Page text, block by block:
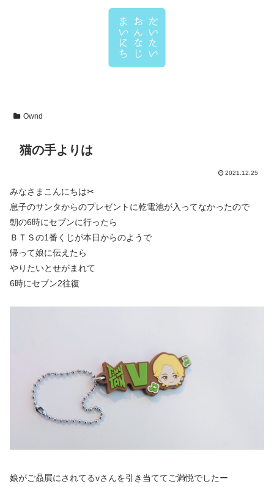
Ownd
猫の手よりは
2021.12.25
みなさまこんにちは✂
息子のサンタからのプレゼントに乾電池が入ってなかったので
朝の6時にセブンに行ったら
ＢＴＳの1番くじが本日からのようで
帰って娘に伝えたら
やりたいとせがまれて
6時にセブン2往復
娘がご贔屓にされてるvさんを引き当ててご満悦でしたー